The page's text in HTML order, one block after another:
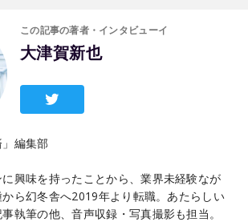
この記事の著者・インタビューイ
大津賀新也
」編集部
興味を持ったことから、業界未経験なが
ら幻冬舎へ2019年より転職。あたらしい
執筆の他、音声収録・写真撮影も担当。